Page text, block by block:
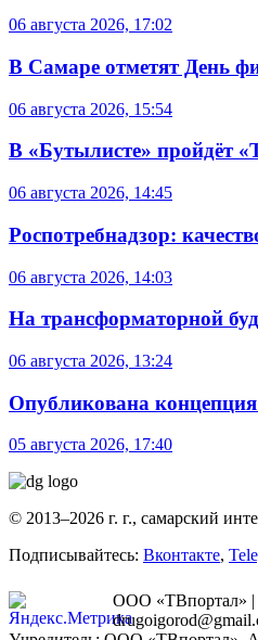
06 августа 2026, 17:02
В Самаре отметят День
06 августа 2026, 15:54
В «Бутылисте» пройдёт
06 августа 2026, 14:45
Роспотребнадзор:
06 августа 2026, 14:03
На трансформаторной
06 августа 2026, 13:24
Опубликована
05 августа 2026, 17:40
© 2013–2026 г. г., самарский
Подписывайтесь: Вконтакте,
ООО «ТВпортал» |